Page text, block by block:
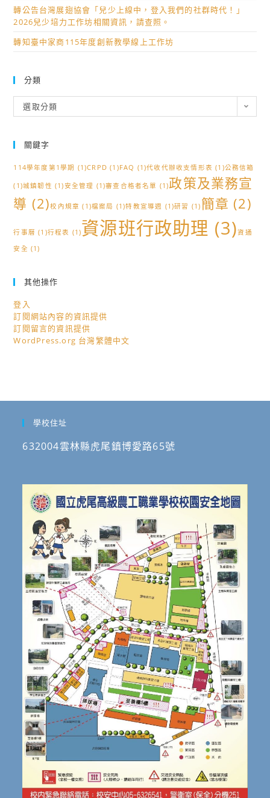
轉公告台灣展翅協會「兒少上線中，登入我們的社群時代！」
2026兒少培力工作坊相關資訊，請查照。
轉知臺中家商115年度創新教學線上工作坊
分類
類
選取分類
關鍵字
114學年度第1學期 (1)CRPD (1)FAQ (1)代收代辦收支情形表 (1)公務信箱
(1)城鎮韌性 (1)安全管理 (1)審查合格者名單 (1)政策及業務宣
導 (2)校內規章 (1)檔案局 (1)特教宣導週 (1)研習 (1) 簡章 (2)
行事曆 (1)行程表 (1)資源班行政助理 (3)資通
安全 (1)
其他操作
登入
訂閱網站內容的資訊提供
訂閱留言的資訊提供
WordPress.org 台灣繁體中文
學校住址
632004雲林縣虎尾鎮博愛路65號